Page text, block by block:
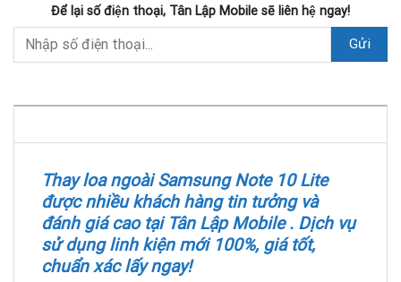
Để lại số điện thoại, Tân Lập Mobile sẽ liên hệ ngay!
Thay loa ngoài Samsung Note 10 Lite
được nhiều khách hàng tin tưởng và
đánh giá cao tại Tân Lập Mobile. Dịch vụ
sử dụng linh kiện mới 100%, giá tốt,
chuẩn xác lấy ngay!